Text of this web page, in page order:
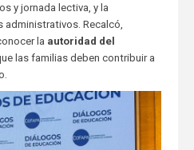
y jornada lectiva, y la
Recalcó,
la autoridad del
las familias deben contribuir a